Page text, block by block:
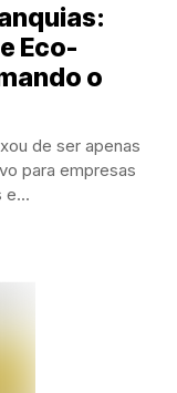
Eco-
o
de ser apenas
para empresas
e...